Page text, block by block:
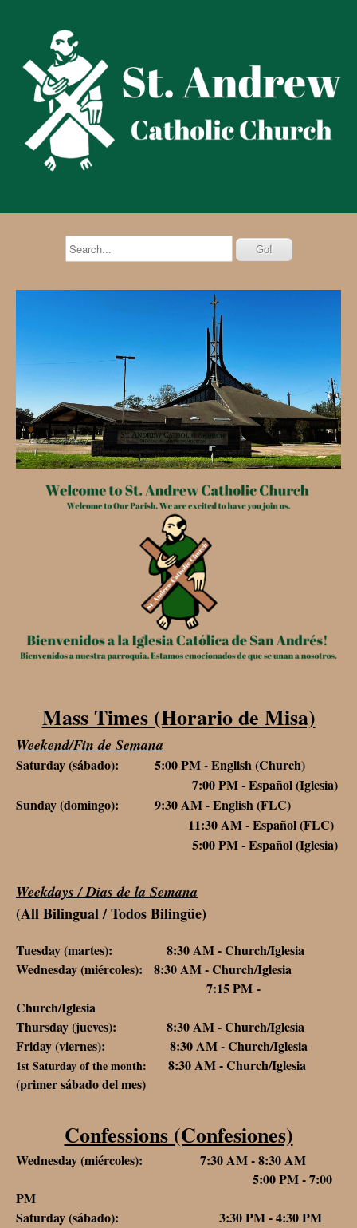
Mass Times (Horario de Misa)
Weekend/Fin de Semana
Saturday (sábado): 5:00 PM - English (Church)
7:00 PM - Español (Iglesia)
Sunday (domingo): 9:30 AM - English (FLC)
11:30 AM - Español (FLC)
5:00 PM - Español (Iglesia)
Weekdays / Dias de la Semana
(All Bilingual / Todos Bilingüe)
Tuesday (martes): 8:30 AM - Church/Iglesia
Wednesday (miércoles): 8:30 AM - Church/Iglesia
7:15 PM -
Church/Iglesia
Thursday (jueves): 8:30 AM - Church/Iglesia
Friday (viernes): 8:30 AM - Church/Iglesia
1st Saturday of the month: 8:30 AM - Church/Iglesia
(primer sábado del mes)
Confessions (Confesiones)
Wednesday (miércoles): 7:30 AM - 8:30 AM
5:00 PM - 7:00
PM
Saturday (sábado): 3:30 PM - 4:30 PM